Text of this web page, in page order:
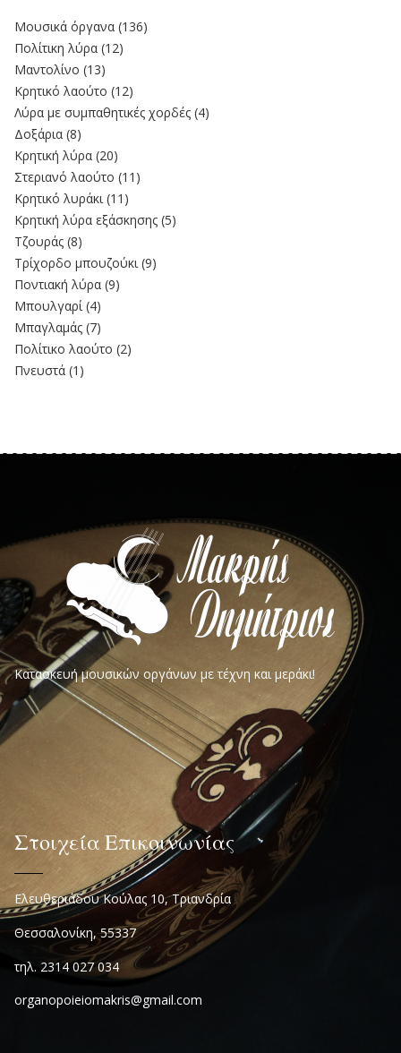
Moυσικά όργανα (136)
Πολίτικη λύρα (12)
Μαντολίνο (13)
Κρητικό λαούτο (12)
Λύρα με συμπαθητικές χορδές (4)
Δοξάρια (8)
Κρητική λύρα (20)
Στεριανό λαούτο (11)
Kρητικό λυράκι (11)
Κρητική λύρα εξάσκησης (5)
Τζουράς (8)
Τρίχορδο μπουζούκι (9)
Ποντιακή λύρα (9)
Μπουλγαρί (4)
Μπαγλαμάς (7)
Πολίτικο λαούτο (2)
Πνευστά (1)
Κατασκευή μουσικών οργάνων με τέχνη και μεράκι!
Στοιχεία Επικοινωνίας
Ελευθεριάδου Κούλας 10, Τριανδρία
Θεσσαλονίκη, 55337
τηλ. 2314 027 034
organopoieiomakris@gmail.com